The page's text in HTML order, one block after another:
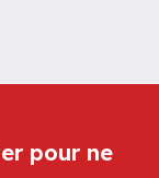
pour ne